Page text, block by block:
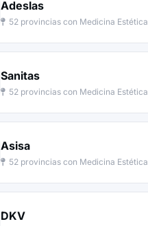
Adeslas
52 provincias con Medicina Estética
Sanitas
52 provincias con Medicina Estética
Asisa
52 provincias con Medicina Estética
DKV